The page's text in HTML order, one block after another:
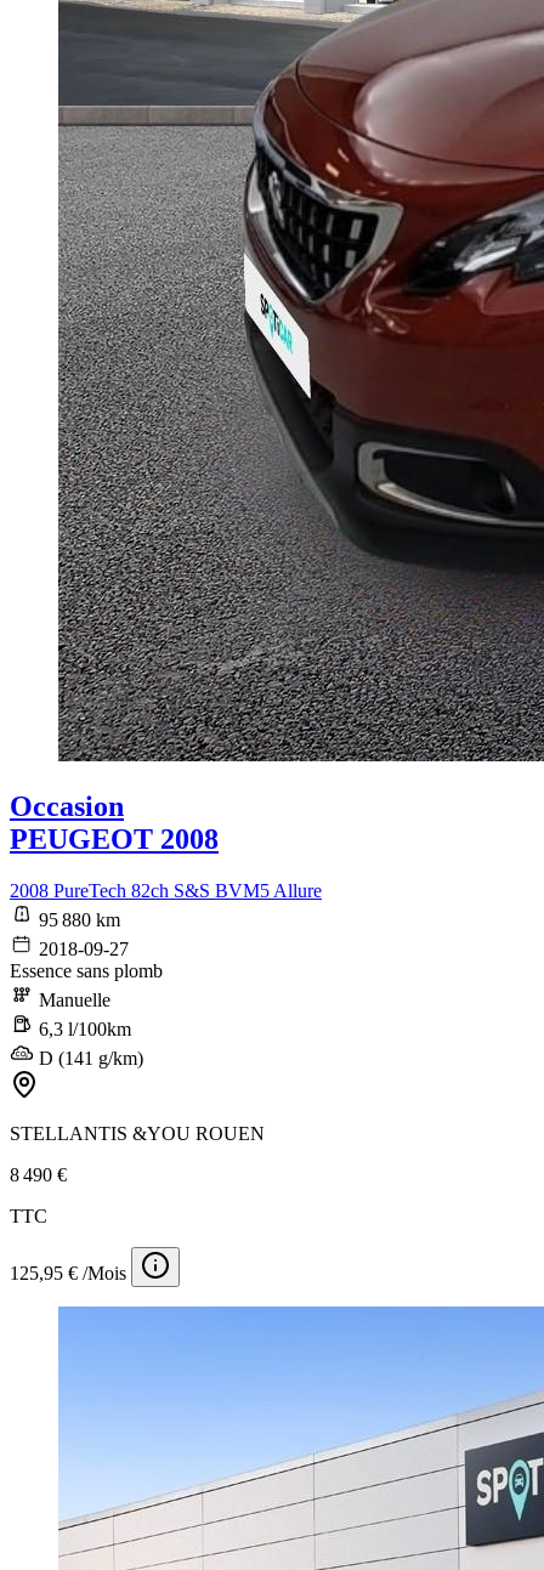
Occasion
PEUGEOT 2008
2008 PureTech 82ch S&S BVM5 Allure
95 880 km
2018-09-27
Essence sans plomb
Manuelle
6,3 l/100km
D (141 g/km)
STELLANTIS &YOU ROUEN
8 490 €
TTC
125,95 € /Mois